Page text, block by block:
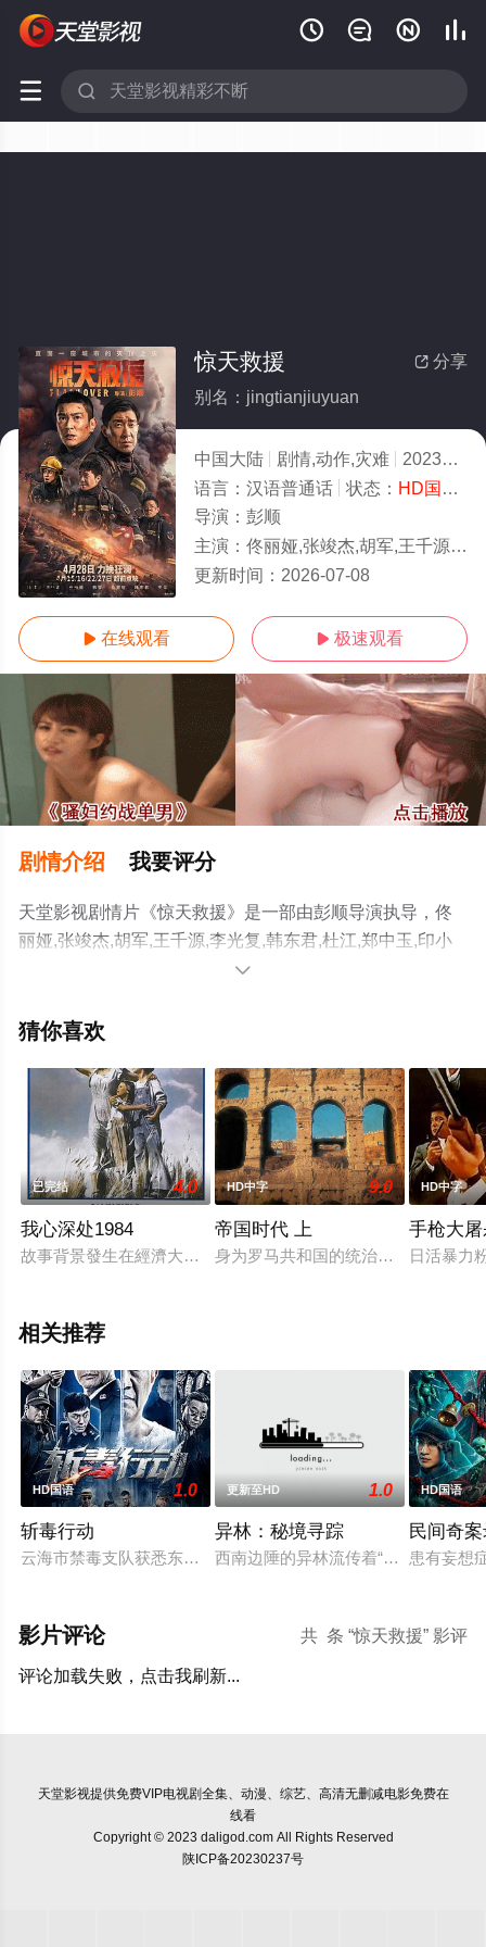
   
 
HD国语
 分享
惊天救援
别名：jingtianjiuyuan
中国大陆 剧情,动作,灾难 2023
5.0
语言： 汉语普通话 状态： HD国语/高清
导演： 彭顺
主演： 佟丽娅,张竣杰,胡军,王千源,李光复,韩东君,杜江,郑中玉,印小天,韩雪,俞灏明,赵滨,张扬,丁海峰,孙书博,王戈,罗嘉良,苏岩,徐正溪,蒋
更新时间： 2026-07-08
 在线观看  极速观看
剧情介绍 我要评分
天堂影视剧情片《惊天救援》是一部由彭顺导演执导，佟
丽娅,张竣杰,胡军,王千源,李光复,韩东君,杜江,郑中玉,印小
天,韩雪,俞灏明,赵滨,张扬,丁海峰,孙书博,王戈,罗嘉良,苏岩,
的中国大陆电影，手机免费观看高清未删减完整版电影大
视猫或剧情网等平台了解。

猜你喜欢
已完结 4.0
我心深处1984
故事背景發生在經濟大蕭條時期，艾娜（莎莉菲爾德飾）在警長
HD中字 9.0
帝国时代 上
身为罗马共和国的统治者，凯撒获得
HD中字
手枪大
日活暴力
相关推荐
HD国语 1.0
斩毒行动
云海市禁毒支队获悉东南亚毒王廖爷将携600余公斤毒品来云交
更新至HD 1.0
异林：秘境寻踪
西南边陲的异林流传着“山神之眼”的
HD国语
民间奇
患有妄想
共 条 “惊天救援” 影评
影片评论
评论加载失败，点击我刷新...
天堂影视提供免费VIP电视剧全集、动漫、综艺、高清无删减电影免费在
线看
Copyright © 2023 daligod.com All Rights Reserved
陕ICP备20230237号